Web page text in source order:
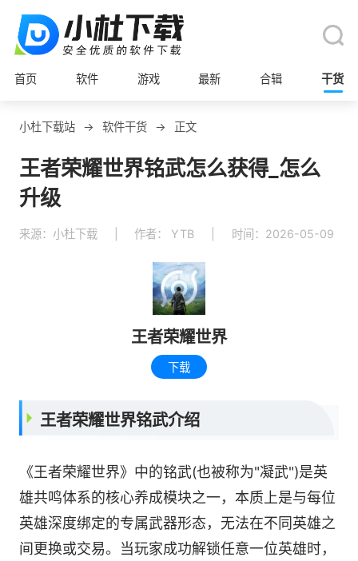
首页 软件 游戏 最新 合辑 干货
小杜下载站 → 软件干货 → 正文
王者荣耀世界铭武怎么获得_怎么
升级
来源：小杜下载 作者： YTB 时间：2026-05-09
王者荣耀世界
下载
王者荣耀世界铭武介绍
《王者荣耀世界》中的铭武(也被称为"凝武")是英
雄共鸣体系的核心养成模块之一，本质上是与每位
英雄深度绑定的专属武器形态，无法在不同英雄之
间更换或交易。当玩家成功解锁任意一位英雄时，